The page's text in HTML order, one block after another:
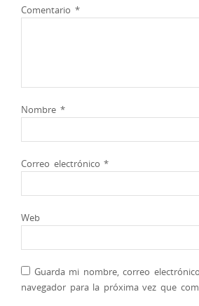
Comentario *
Nombre *
Correo electrónico*
Web
Guarda mi nombre, correo
navegador para la próxima vez que